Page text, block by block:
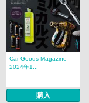
Car Goods Magazine
2024年1...
購入